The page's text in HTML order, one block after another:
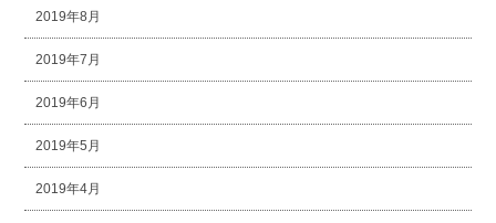
2019年8月
2019年7月
2019年6月
2019年5月
2019年4月